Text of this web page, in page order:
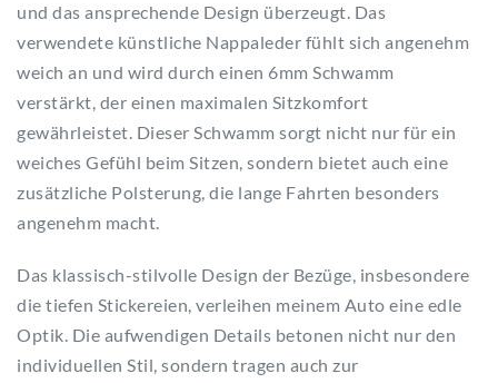
und das ansprechende Design überzeugt. Das
verwendete künstliche Nappaleder fühlt sich angenehm
weich an und wird durch einen 6mm Schwamm
verstärkt, der einen maximalen Sitzkomfort
gewährleistet. Dieser Schwamm sorgt nicht nur für ein
weiches Gefühl beim Sitzen, sondern bietet auch eine
zusätzliche Polsterung, die lange Fahrten besonders
angenehm macht.
Das klassisch-stilvolle Design der Bezüge, insbesondere
die tiefen Stickereien, verleihen meinem Auto eine edle
Optik. Die aufwendigen Details betonen nicht nur den
individuellen Stil, sondern tragen auch zur